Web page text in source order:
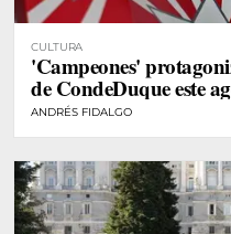
CULTURA
'Campeones'
de CondeDuque este
ANDRÉS FIDALGO